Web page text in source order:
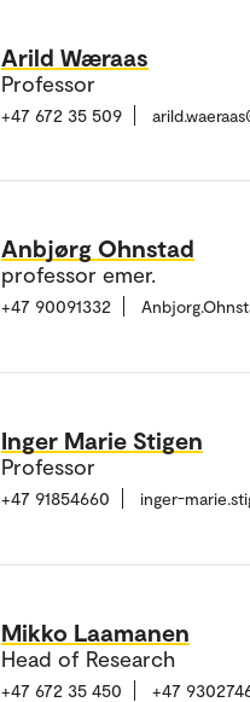
Arild Wæraas
Professor
+47 672 35 509
Anbjørg Ohnstad
professor emer.
+47 90091332
Inger Marie Stigen
Professor
+47 91854660 inger-
Mikko Laamanen
Head of Research
+47 672 35 450 +47